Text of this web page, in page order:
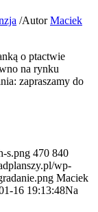
/AutorMaciek
o ptactwie
na rynku
zapraszamy do
s.png 470 840
wp-
Maciek
16 19:13:48Na